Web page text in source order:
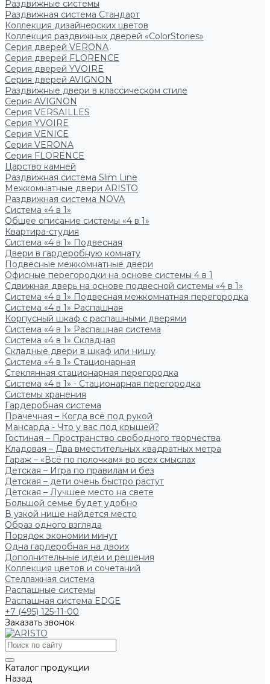
Раздвижные системы
Раздвижная система Стандарт
Коллекция дизайнерских цветов
Коллекция раздвижных дверей «ColorStories»
Серия дверей VERONA
Серия дверей FLORENCE
Серия дверей YVOIRE
Серия дверей AVIGNON
Раздвижные двери в классическом стиле
Серия AVIGNON
Серия VERSAILLES
Серия YVOIRE
Серия VENICE
Серия VERONA
Серия FLORENCE
Царство камней
Раздвижная система Slim Line
Межкомнатные двери ARISTO
Раздвижная система NOVA
Система «4 в 1»
Общее описание системы «4 в 1»
Квартира-студия
Система «4 в 1» Подвесная
Двери в гардеробную комнату
Подвесные межкомнатные двери
Офисные перегородки на основе системы 4 в 1
Сдвижная дверь на основе подвесной системы «4 в 1»
Система «4 в 1» Подвесная межкомнатная перегородка
Система «4 в 1» Распашная
Корпусный шкаф с распашными дверями
Система «4 в 1» Распашная система
Система «4 в 1» Складная
Складные двери в шкаф или нишу
Система «4 в 1» Стационарная
Стеклянная стационарная перегородка
Система «4 в 1» - Стационарная перегородка
Системы хранения
Гардеробная система
Прачечная – Когда всё под рукой
Мансарда - Что у вас под крышей?
Гостиная – Пространство свободного творчества
Кладовая – Два вместительных квадратных метра
Гараж – «Всё по полочкам» во всех смыслах
Детская – Игра по правилам и без
Детская – дети очень быстро растут
Детская – Лучшее место на свете
Большой семье будет удобно
В узкой нише найдется место
Образ одного взгляда
Порядок экономии минут
Одна гардеробная на двоих
Дополнительные идеи и решения
Коллекция цветов и сочетаний
Стеллажная система
Распашные системы
Распашная система EDGE
+7 (495) 125-11-00
Заказать звонок
Каталог продукции
Назад